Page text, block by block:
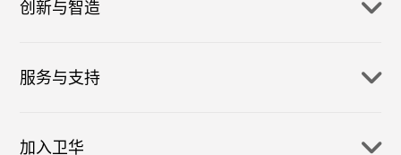
创新与智造
服务与支持
加入卫华